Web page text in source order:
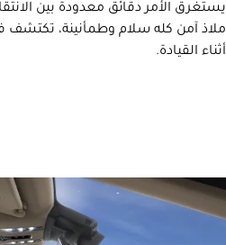
يستغرق الأمر دقائق معدودة بين
ملاذ آمن كله سلام وطمأنينة، تكتشف
أثناء القيادة.